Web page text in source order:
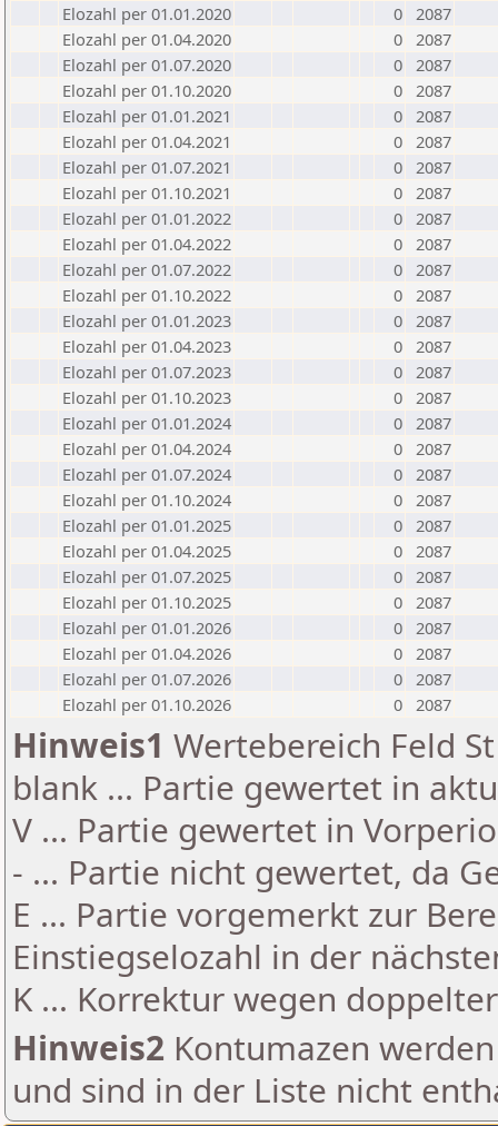
Elozahl per 01.01.2020
0 2087
Elozahl per 01.04.2020
0 2087
Elozahl per 01.07.2020
0 2087
Elozahl per 01.10.2020
0 2087
Elozahl per 01.01.2021
0 2087
Elozahl per 01.04.2021
0 2087
Elozahl per 01.07.2021
0 2087
Elozahl per 01.10.2021
0 2087
Elozahl per 01.01.2022
0 2087
Elozahl per 01.04.2022
0 2087
Elozahl per 01.07.2022
0 2087
Elozahl per 01.10.2022
0 2087
Elozahl per 01.01.2023
0 2087
Elozahl per 01.04.2023
0 2087
Elozahl per 01.07.2023
0 2087
Elozahl per 01.10.2023
0 2087
Elozahl per 01.01.2024
0 2087
Elozahl per 01.04.2024
0 2087
Elozahl per 01.07.2024
0 2087
Elozahl per 01.10.2024
0 2087
Elozahl per 01.01.2025
0 2087
Elozahl per 01.04.2025
0 2087
Elozahl per 01.07.2025
0 2087
Elozahl per 01.10.2025
0 2087
Elozahl per 01.01.2026
0 2087
Elozahl per 01.04.2026
0 2087
Elozahl per 01.07.2026
0 2087
Elozahl per 01.10.2026
0 2087
Hinweis1 Wertebereich Feld
blank ... Partie gewertet in
V ... Partie gewertet in
- ... Partie nicht gewertet, da
E ... Partie vorgemerkt zur
Einstiegselozahl in der
K ... Korrektur wegen
Hinweis2 Kontumazen
und sind in der Liste nicht